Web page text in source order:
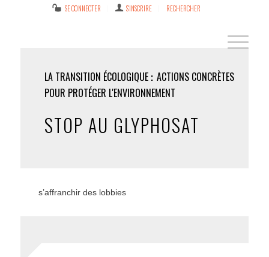
SE CONNECTER S’INSCRIRE RECHERCHER
LA TRANSITION ÉCOLOGIQUE
ACTIONS CONCRÈTES
POUR PROTÉGER L'ENVIRONNEMENT
STOP AU GLYPHOSAT
s’affranchir des lobbies